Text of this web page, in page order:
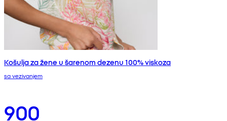
Košulja za žene u šarenom dezenu 100% viskoza
sa vezivanjem
900